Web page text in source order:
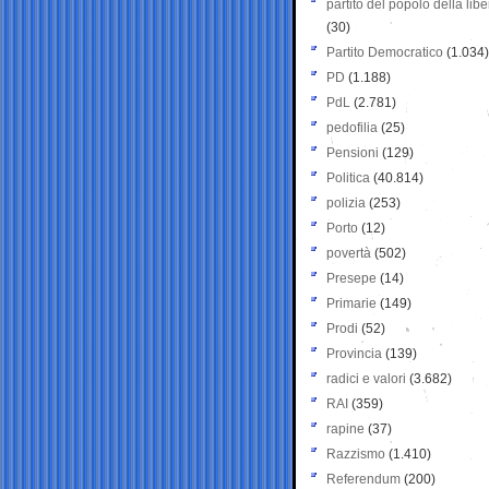
partito del popolo della
(30)
Partito Democratico (1.034)
PD (1.188)
PdL (2.781)
pedofilia (25)
Pensioni (129)
Politica (40.814)
polizia (253)
Porto (12)
povertà (502)
Presepe (14)
Primarie (149)
Prodi (52)
Provincia (139)
radici e valori (3.682)
RAI (359)
rapine (37)
Razzismo (1.410)
Referendum (200)